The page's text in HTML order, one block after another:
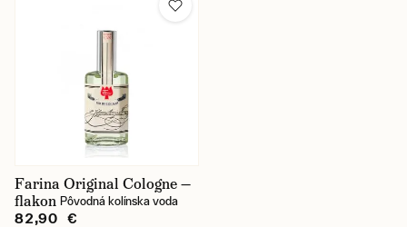
Farina Original Cologne —
flakon Pôvodná kolínska voda
82,90 €